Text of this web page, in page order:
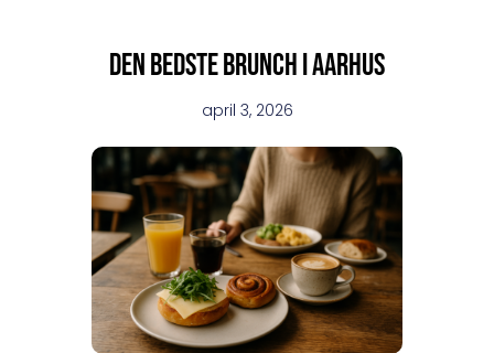
Den bedste brunch i Aarhus
april 3, 2026